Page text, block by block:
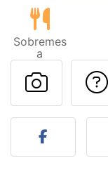
Sobremes
a
Fez